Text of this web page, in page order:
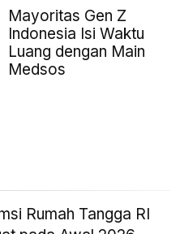
Mayoritas Gen Z
Indonesia Isi Waktu
Luang dengan Main
Medsos
Rumah Tangga RI